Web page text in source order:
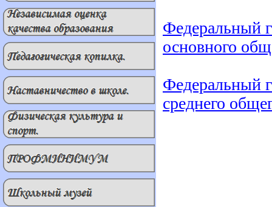
Федеральный
основного
Федеральный
среднего